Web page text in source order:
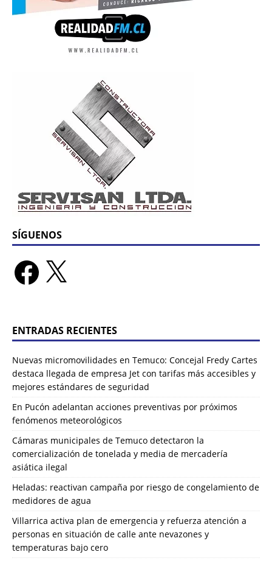
SÍGUENOS
ENTRADAS RECIENTES
Nuevas micromovilidades en Temuco: Concejal Fredy Cartes
destaca llegada de empresa Jet con tarifas más accesibles y
mejores estándares de seguridad
En Pucón adelantan acciones preventivas por próximos
fenómenos meteorológicos
Cámaras municipales de Temuco detectaron la
comercialización de tonelada y media de mercadería
asiática ilegal
Heladas: reactivan campaña por riesgo de congelamiento de
medidores de agua
Villarrica activa plan de emergencia y refuerza atención a
personas en situación de calle ante nevazones y
temperaturas bajo cero